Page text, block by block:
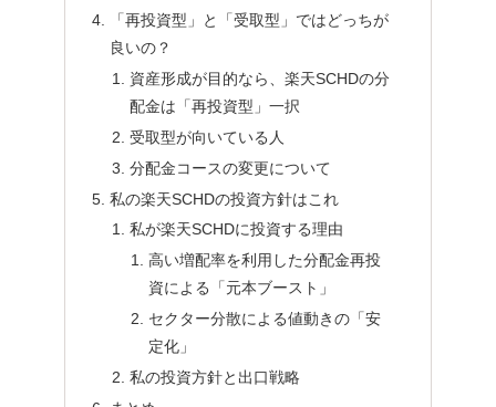
「再投資型」と「受取型」ではどっちが
良いの？
資産形成が目的なら、楽天SCHDの分
配金は「再投資型」一択
受取型が向いている人
分配金コースの変更について
私の楽天SCHDの投資方針はこれ
私が楽天SCHDに投資する理由
高い増配率を利用した分配金再投
資による「元本ブースト」
セクター分散による値動きの「安
定化」
私の投資方針と出口戦略